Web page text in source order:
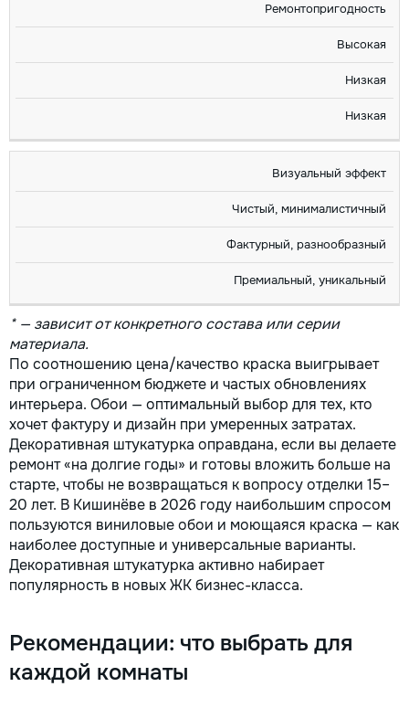
Ремонтопригодность
Высокая
Низкая
Низкая
Визуальный эффект
Чистый, минималистичный
Фактурный, разнообразный
Премиальный, уникальный
* — зависит от конкретного состава или серии
материала.
По соотношению цена/качество краска выигрывает
при ограниченном бюджете и частых обновлениях
интерьера. Обои — оптимальный выбор для тех, кто
хочет фактуру и дизайн при умеренных затратах.
Декоративная штукатурка оправдана, если вы делаете
ремонт «на долгие годы» и готовы вложить больше на
старте, чтобы не возвращаться к вопросу отделки 15–
20 лет. В Кишинёве в 2026 году наибольшим спросом
пользуются виниловые обои и моющаяся краска — как
наиболее доступные и универсальные варианты.
Декоративная штукатурка активно набирает
популярность в новых ЖК бизнес-класса.
Рекомендации: что выбрать для
каждой комнаты